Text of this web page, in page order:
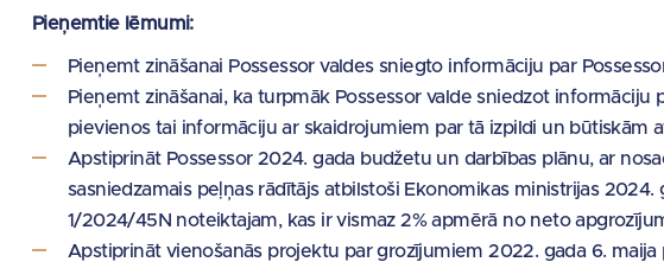
Pieņemtie lēmumi:
Pieņemt zināšanai Possessor valdes sniegto informāciju par
Pieņemt zināšanai, ka turpmāk Possessor valde sniedzot informāciju
pievienos tai informāciju ar skaidrojumiem par tā izpildi un būtiskām
Apstiprināt Possessor 2024. gada budžetu un darbības plānu, ar
sasniedzamais peļņas rādītājs atbilstoši Ekonomikas ministrijas 2024.
1/2024/45N noteiktajam, kas ir vismaz 2% apmērā no neto
Apstiprināt vienošanās projektu par grozījumiem 2022. gada 6. maija